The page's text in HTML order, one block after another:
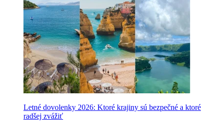
Letné dovolenky 2026: Ktoré krajiny sú bezpečné a ktoré
radšej zvážiť